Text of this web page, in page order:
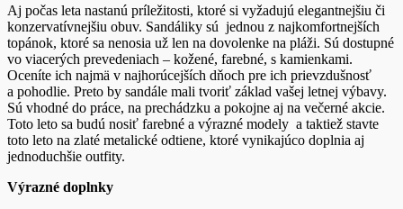
Aj počas leta nastanú príležitosti, ktoré si vyžadujú elegantnejšiu či
konzervatívnejšiu obuv. Sandáliky sú jednou z najkomfortnejších
topánok, ktoré sa nenosia už len na dovolenke na pláži. Sú dostupné
vo viacerých prevedeniach – kožené, farebné, s kamienkami.
Oceníte ich najmä v najhorúcejších dňoch pre ich prievzdušnosť
a pohodlie. Preto by sandále mali tvoriť základ vašej letnej výbavy.
Sú vhodné do práce, na prechádzku a pokojne aj na večerné akcie.
Toto leto sa budú nosiť farebné a výrazné modely a taktiež stavte
toto leto na zlaté metalické odtiene, ktoré vynikajúco doplnia aj
jednoduchšie outfity.
Výrazné doplnky